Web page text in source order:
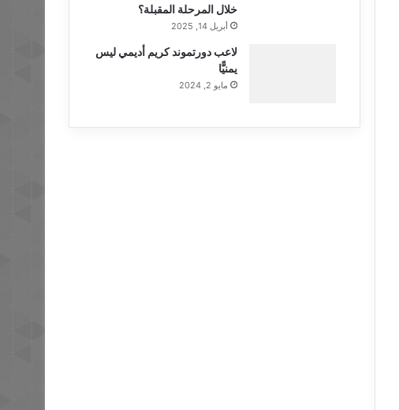
خلال المرحلة المقبلة؟
أبريل 14, 2025
لاعب دورتموند كريم أديمي ليس
يمنيًّا
مايو 2, 2024